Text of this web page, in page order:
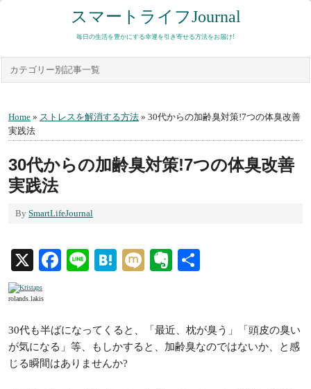
スマートライフJournal
毎日の生活を豊かにする幸運を引き寄せる方法をお届け!
カテゴリー別記事一覧
Home » ストレスを解消する方法 » 30代からの加齢臭対策!7つの体臭改善
実践法
30代からの加齢臭対策!7つの体臭改善
実践法
By SmartLifeJournal
X Facebook
LineHatenaMixiEvernote
rolands.lakis
30代も半ばになってくると、「最近、枕が臭う」「頭皮の臭い
が気になる」等、もしかすると、加齢臭なのではないか、と感
じる瞬間はありませんか?